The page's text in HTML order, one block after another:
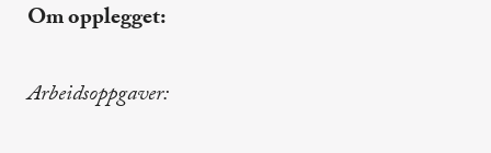
Om opplegget:
Arbeidsoppgaver: